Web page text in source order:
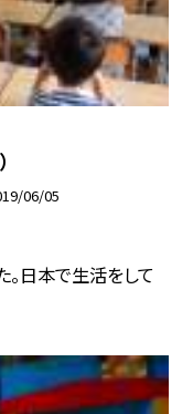
06/05
日本で生活をして